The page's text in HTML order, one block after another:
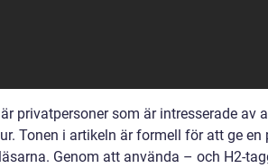
privatpersoner som är intresserade av
Tonen i artikeln är formell för att ge en
Genom att använda – och H2-